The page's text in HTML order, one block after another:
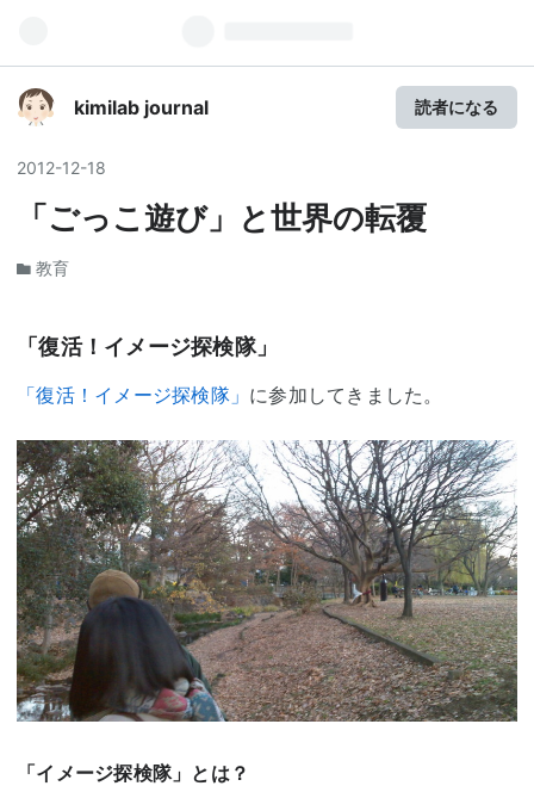
kimilab journal 読者になる
2012-12-18
「ごっこ遊び」と世界の転覆
教育
「復活！イメージ探検隊」
「復活！イメージ探検隊」 に参加してきました。
「イメージ探検隊」とは？